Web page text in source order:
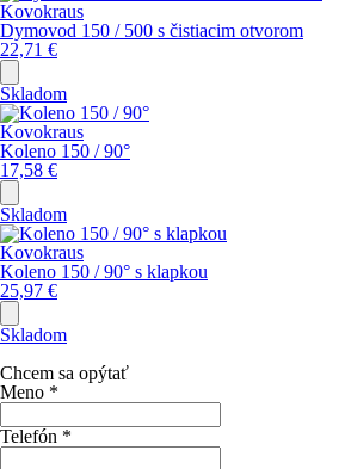
Kovokraus
Dymovod 150 / 500 s čistiacim otvorom
22,71 €
Skladom
Kovokraus
Koleno 150 / 90°
17,58 €
Skladom
Kovokraus
Koleno 150 / 90° s klapkou
25,97 €
Skladom
Chcem sa opýtať
Meno *
Telefón *